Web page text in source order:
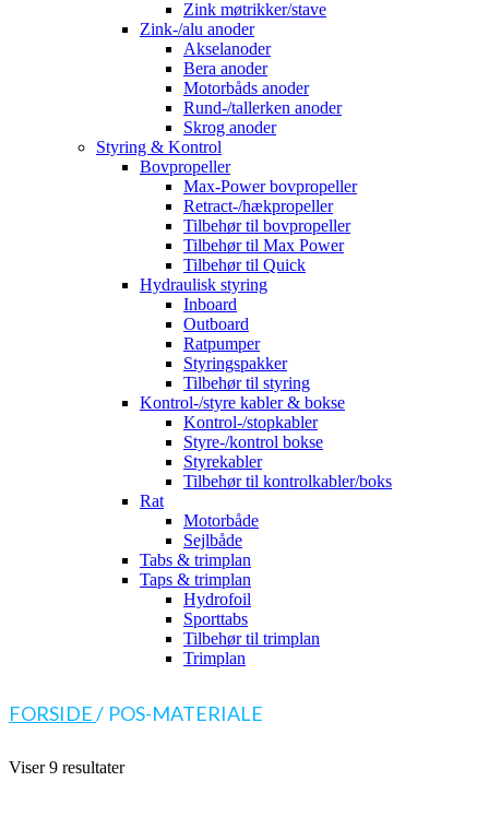
Zink møtrikker/stave
Zink-/alu anoder
Akselanoder
Bera anoder
Motorbåds anoder
Rund-/tallerken anoder
Skrog anoder
Styring & Kontrol
Bovpropeller
Max-Power bovpropeller
Retract-/hækpropeller
Tilbehør til bovpropeller
Tilbehør til Max Power
Tilbehør til Quick
Hydraulisk styring
Inboard
Outboard
Ratpumper
Styringspakker
Tilbehør til styring
Kontrol-/styre kabler & bokse
Kontrol-/stopkabler
Styre-/kontrol bokse
Styrekabler
Tilbehør til kontrolkabler/boks
Rat
Motorbåde
Sejlbåde
Tabs & trimplan
Taps & trimplan
Hydrofoil
Sporttabs
Tilbehør til trimplan
Trimplan
FORSIDE/ POS-MATERIALE
Viser 9 resultater